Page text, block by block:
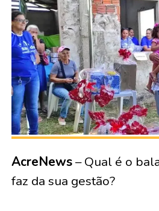
AcreNews– Qual é o
faz da sua gestão?